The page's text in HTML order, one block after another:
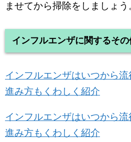
ませてから掃除をしましょう
インフルエンザに関するそ
インフルエンザはいつから
進み方もくわしく紹介
インフルエンザはいつから
進み方もくわしく紹介